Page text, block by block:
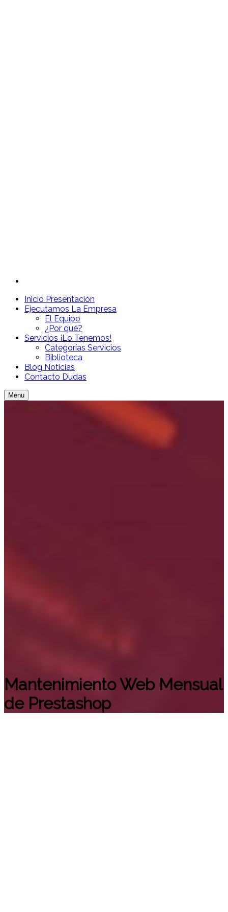
Inicio Presentación
Ejecutamos La Empresa
El Equipo
¿Por qué?
Servicios ¡Lo Tenemos!
Categorías Servicios
Biblioteca
Blog Noticias
Contacto Dudas
Menu
Mantenimiento Web Mensual
de Prestashop